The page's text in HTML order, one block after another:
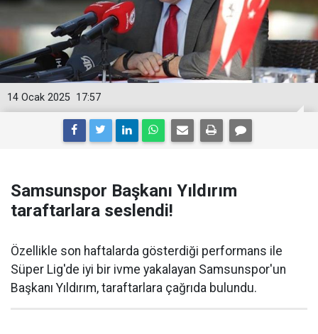
17:57
14 Ocak 2025
Samsunspor Başkanı Yıldırım
taraftarlara seslendi!
Özellikle son haftalarda gösterdiği performans ile
Süper Lig'de iyi bir ivme yakalayan Samsunspor'un
Başkanı Yıldırım, taraftarlara çağrıda bulundu.